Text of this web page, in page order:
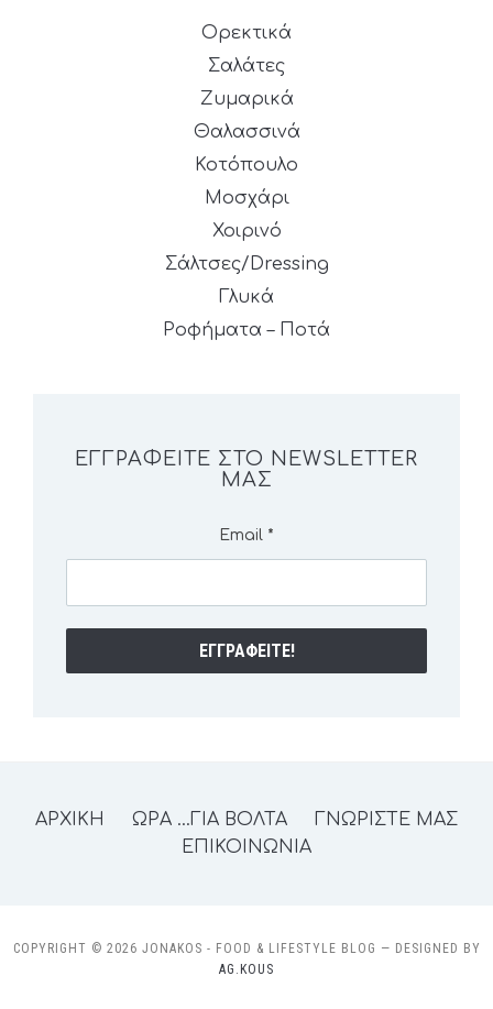
Ορεκτικά
Σαλάτες
Ζυμαρικά
Θαλασσινά
Κοτόπουλο
Μοσχάρι
Χοιρινό
Σάλτσες/Dressing
Γλυκά
Ροφήματα – Ποτά
ΕΓΓΡΑΦΕΊΤΕ ΣΤΟ NEWSLETTER
ΜΑΣ
Email *
ΑΡΧΙΚΗ ΩΡΑ …ΓΙΑ ΒΟΛΤΑ
ΓΝΩΡΙΣΤΕ ΜΑΣ
ΕΠΙΚΟΙΝΩΝΙΑ
COPYRIGHT © 2026 JONAKOS - FOOD & LIFESTYLE BLOG — DESIGNED BY
AG.KOUS